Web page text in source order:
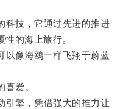
技，它通过先进的推进
的海上旅行。
像海鸥一样飞翔于蔚蓝
爱。
擎，凭借强大的推力让